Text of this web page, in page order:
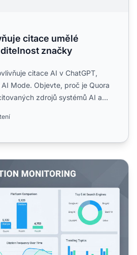
citace umělé
značky
citace AI v ChatGPT,
Mode. Objevte, proč je Quora
zdrojů systémů AI a
Kde soustředit své úsilí